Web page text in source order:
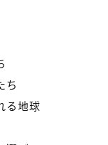
ち
る地球